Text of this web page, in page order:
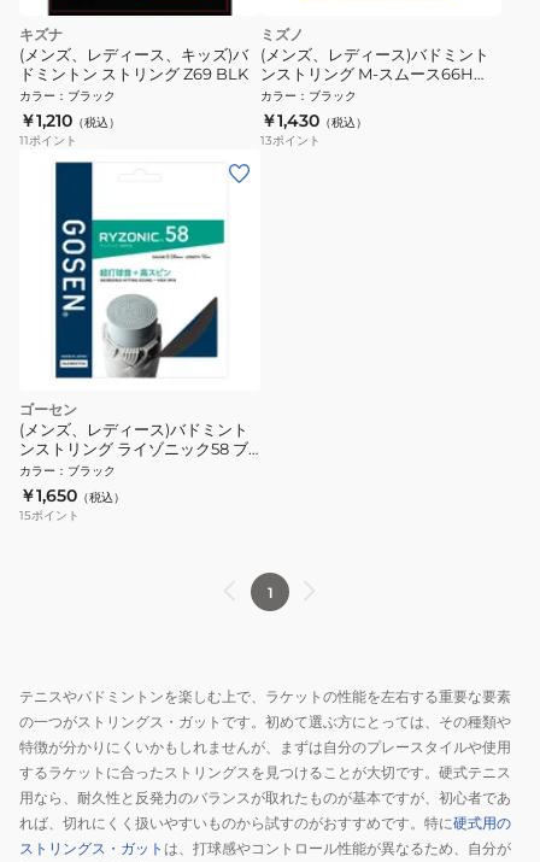
キズナ
(メンズ、レディース、キッズ)バ
ドミントン ストリング Z69 BLK
カラー ： ブラック
￥1,210 （税込）
11ポイント
ミズノ
(メンズ、レディース)バドミント
ンストリング M-スムース66H
73JGA31009
カラー ： ブラック
￥1,430 （税込）
13ポイント
ゴーセン
(メンズ、レディース)バドミント
ンストリング ライゾニック58 ブ
ラック BSRY58BK
カラー ： ブラック
￥1,650 （税込）
15ポイント
1
テニスやバドミントンを楽しむ上で、ラケットの性能を左右する重要な要素
の一つがストリングス・ガットです。初めて選ぶ方にとっては、その種類や
特徴が分かりにくいかもしれませんが、まずは自分のプレースタイルや使用
するラケットに合ったストリングスを見つけることが大切です。硬式テニス
用なら、耐久性と反発力のバランスが取れたものが基本ですが、初心者であ
れば、切れにくく扱いやすいものから試すのがおすすめです。特に硬式用の
ストリングス・ガット は、打球感やコントロール性能が異なるため、自分が